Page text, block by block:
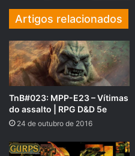
Artigos relacionados
TnB#023: MPP-E23 – Vítimas
do assalto | RPG D&D 5e
24 de outubro de 2016